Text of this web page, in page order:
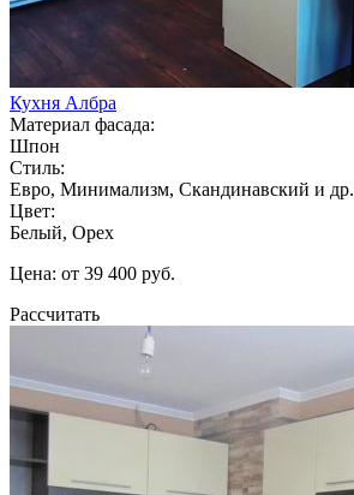
Кухня Албра
Материал фасада:
Шпон
Стиль:
Евро, Минимализм, Скандинавский и др.
Цвет:
Белый, Орех
Цена: от 39 400 руб.
Рассчитать